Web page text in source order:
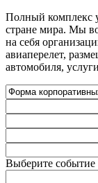
Полный комплекс
стране мира. Мы
на себя
авиаперелет,
автомобиля,
Выберите событие